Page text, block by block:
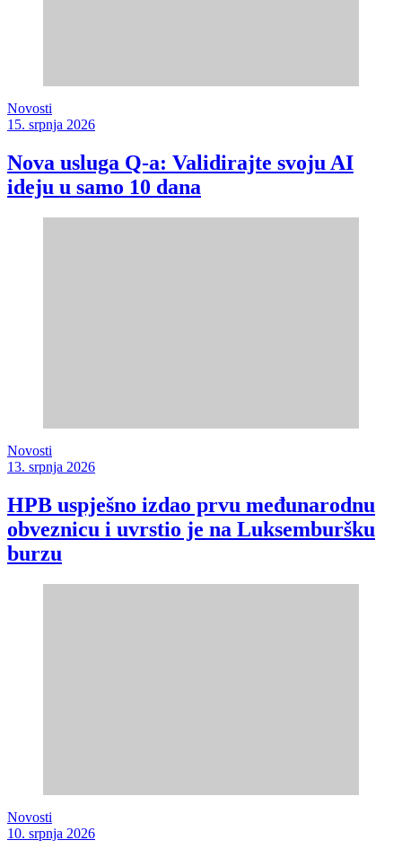
Novosti
15. srpnja 2026
Nova usluga Q-a: Validirajte svoju AI
ideju u samo 10 dana
Novosti
13. srpnja 2026
HPB uspješno izdao prvu međunarodnu
obveznicu i uvrstio je na Luksemburšku
burzu
Novosti
10. srpnja 2026